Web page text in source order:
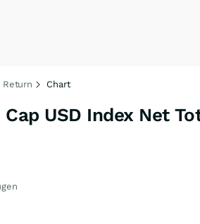
Return Chart
USD Index Net